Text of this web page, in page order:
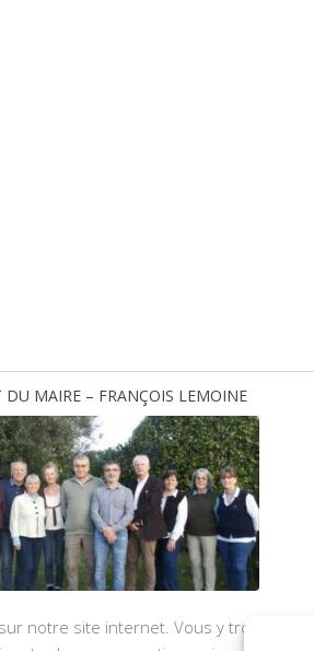
DU MAIRE – FRANÇOIS LEMOINE
notre site internet. Vous y